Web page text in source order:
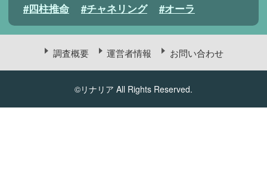
#四柱推命
#チャネリング #オーラ
調査概要 運営者情報 お問い合わせ
©リナリア All Rights Reserved.